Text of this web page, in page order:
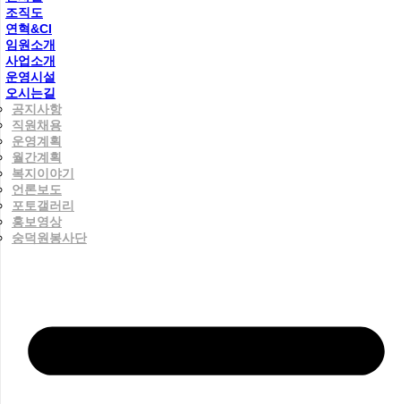
조직도
연혁&CI
임원소개
사업소개
운영시설
오시는길
공지사항
직원채용
운영계획
월간계획
복지이야기
언론보도
포토갤러리
홍보영상
숭덕원봉사단